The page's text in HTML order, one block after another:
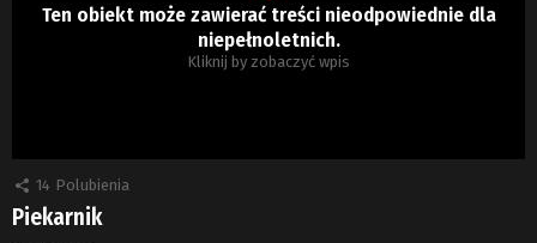
Ten obiekt może zawierać treści nieodpowiednie dla
niepełnoletnich.
Kliknij by zobaczyć wpis
14 Polubienia
Piekarnik